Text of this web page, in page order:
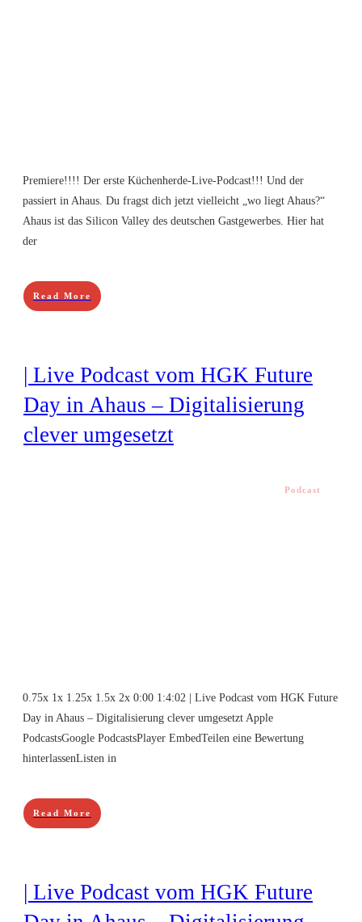
Premiere!!!! Der erste Küchenherde-Live-Podcast!!! Und der
passiert in Ahaus. Du fragst dich jetzt vielleicht „wo liegt Ahaus?“
Ahaus ist das Silicon Valley des deutschen Gastgewerbes. Hier hat
der
Read More
| Live Podcast vom HGK Future
Day in Ahaus – Digitalisierung
clever umgesetzt
Podcast
0.75x 1x 1.25x 1.5x 2x 0:00 1:4:02 | Live Podcast vom HGK Future
Day in Ahaus – Digitalisierung clever umgesetzt Apple
PodcastsGoogle PodcastsPlayer EmbedTeilen eine Bewertung
hinterlassenListen in
Read More
| Live Podcast vom HGK Future